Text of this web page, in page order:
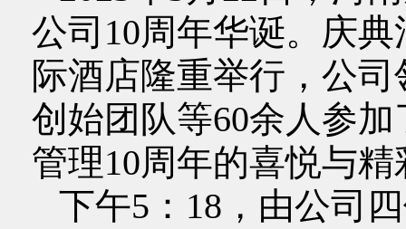
公司10周年华诞。庆
际酒店隆重举行，公
创始团队等60余人参
管理10周年的喜悦与精
下午5：18，由公司